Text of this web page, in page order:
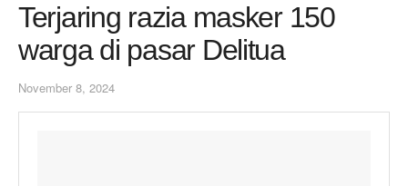
Terjaring razia masker 150
warga di pasar Delitua
November 8, 2024